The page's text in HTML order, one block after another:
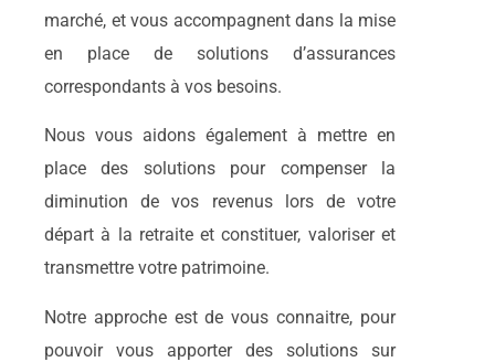
marché, et vous accompagnent dans la mise
en place de solutions d’assurances
correspondants à vos besoins.
Nous vous aidons également à mettre en
place des solutions pour compenser la
diminution de vos revenus lors de votre
départ à la retraite et constituer, valoriser et
transmettre votre patrimoine.
Notre approche est de vous connaitre, pour
pouvoir vous apporter des solutions sur